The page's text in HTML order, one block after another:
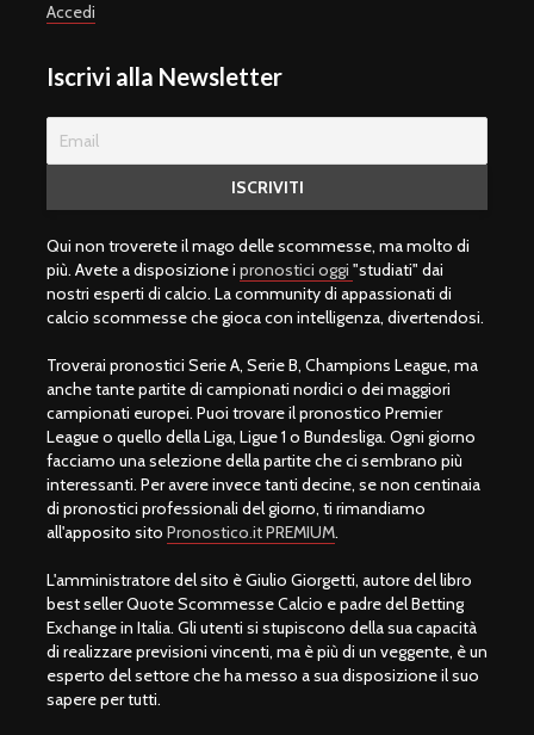
Accedi
Iscrivi alla Newsletter
Qui non troverete il mago delle scommesse, ma molto di
più. Avete a disposizione i pronostici oggi "studiati" dai
nostri esperti di calcio. La community di appassionati di
calcio scommesse che gioca con intelligenza, divertendosi.
Troverai pronostici Serie A, Serie B, Champions League, ma
anche tante partite di campionati nordici o dei maggiori
campionati europei. Puoi trovare il pronostico Premier
League o quello della Liga, Ligue 1 o Bundesliga. Ogni giorno
facciamo una selezione della partite che ci sembrano più
interessanti. Per avere invece tanti decine, se non centinaia
di pronostici professionali del giorno, ti rimandiamo
all'apposito sito Pronostico.it PREMIUM.
L'amministratore del sito è Giulio Giorgetti, autore del libro
best seller Quote Scommesse Calcio e padre del Betting
Exchange in Italia. Gli utenti si stupiscono della sua capacità
di realizzare previsioni vincenti, ma è più di un veggente, è un
esperto del settore che ha messo a sua disposizione il suo
sapere per tutti.